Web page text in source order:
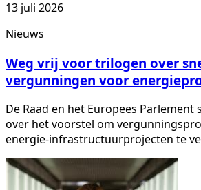
13 juli 2026
Nieuws
Weg vrij voor trilogen over
vergunningen voor
De Raad en het Europees
over het voorstel om
energie-infrastructuurprojecten te